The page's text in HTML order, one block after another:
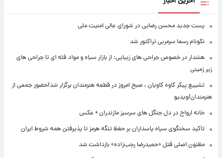
پست جدید محسن رضایی در شورای عالی امنیت ملی
نکونام رسما سرمربی تراکتور شد
هشدار در خصوص جراحی های زیبایی: از بازار سیاه و مواد فله ای تا جراحی های
زیر زمینی
تشییع پیکر کاوه کاویان ، صبح امروز در قطعه هنرمندان برگزار شد/حضور جمعی از
هنرمندان/ویدیو
خانه ارواح در دل جنگل های سرسبز مازندران + عکس
تاکید سخنگوی سپاه پاسداران بر حفظ تنگه هرمز تا پذیرفتن همه شروط ایران
مظنون اصلی قتل «حمیدرضا رجب‌زاده» بازداشت شد